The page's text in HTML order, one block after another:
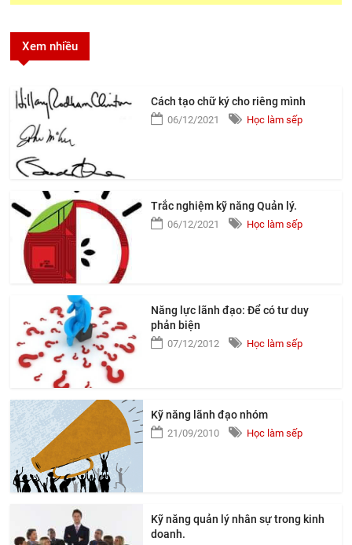
Xem nhiều
Cách tạo chữ ký cho riêng mình
06/12/2021 Học làm sếp
Trắc nghiệm kỹ năng Quản lý.
06/12/2021 Học làm sếp
Năng lực lãnh đạo: Để có tư duy
phản biện
07/12/2012 Học làm sếp
Kỹ năng lãnh đạo nhóm
21/09/2010 Học làm sếp
Kỹ năng quản lý nhân sự trong kinh
doanh.